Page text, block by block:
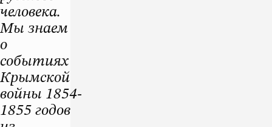
человека.
Мы знаем
о
событиях
Крымской
войны 1854-
1855 годов